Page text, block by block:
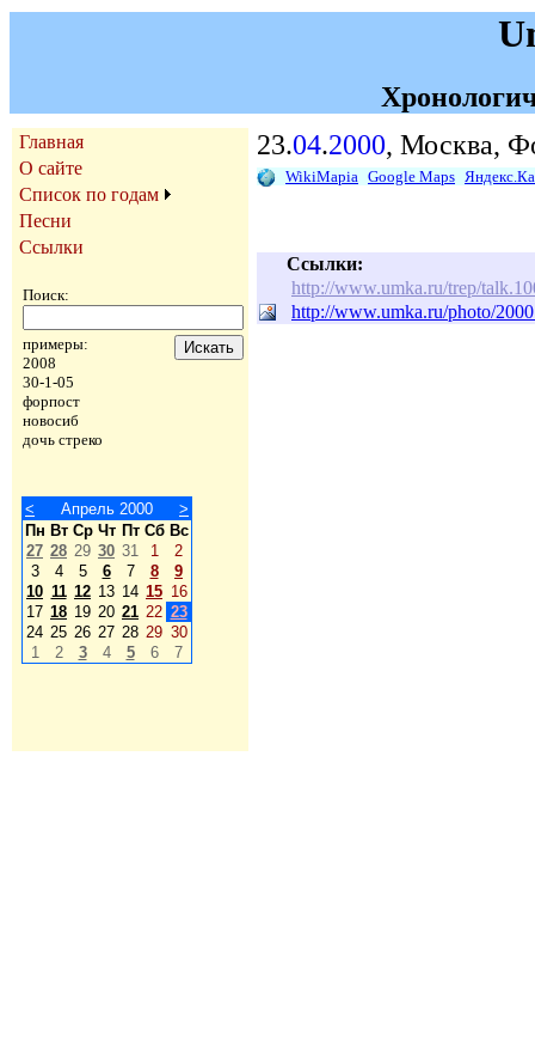
Главная
О сайте
Список по годам
Песни
Ссылки
Поиск:
примеры:
2008
30-1-05
форпост
новосиб
дочь стреко
< Апрель 2000
>
Пн Вт Ср Чт Пт Сб Вс
27 28 29 30 31 1
2
3
4 5 6 7 8
9
10 11 12 13 14 15 16
17 18 19 20 21 22 23
24 25 26 27 28 29 30
1
2 3 4 5 6 7
23.04.2000, Москва,
WikiMapia Google Maps
Ссылки:
http://www.umka.ru/trep/
http://www.umka.ru/photo/